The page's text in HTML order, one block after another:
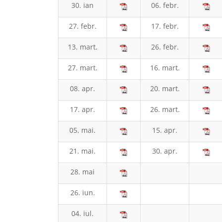
30. ian 06. febr.
27. febr. 17. febr.
13. mart. 26. febr.
27. mart. 16. mart.
08. apr. 20. mart.
17. apr. 26. mart.
05. mai. 15. apr.
21. mai. 30. apr.
28. mai
26. iun.
04. iul.